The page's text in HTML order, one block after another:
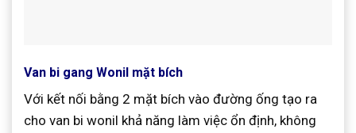
Van bi gang Wonil mặt bích
Với kết nối bằng 2 mặt bích vào đường ống tạo ra
cho van bi wonil khả năng làm việc ổn định, không